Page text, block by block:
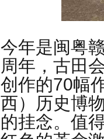
今年是闽粤
周年，古田
创作的70幅
西）历史博
的挂念。值